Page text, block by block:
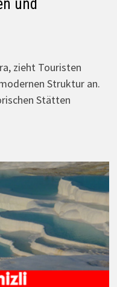
und
zieht Touristen
Struktur an.
Stätten